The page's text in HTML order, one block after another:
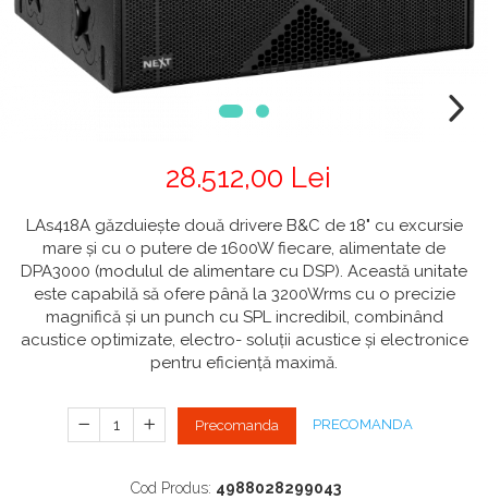
On ear
Over Ear
Casti Gaming
Network Player
DAC
Tunere
Blu-ray Player
Platane
Boxe de raft
Cablu curent
Seetronic
Cyclone
Monitoare De Studio
Platane
Pupitre Mobile
Distributie Curent
Efecte De Lumina Cu LED
Lumini Arhitecturale
Lumini arhitecturale de exterior
Lumini arhitecturale cu acumulator
Masini Fum Ceata Baloane
Moving Heads & Scanners
Proiectoare Teatru Si Scena
Stative Echipamente Dj
Stative Multimedia
28.512,00 Lei
LAs418A găzduiește două drivere B&C de 18" cu excursie
mare și cu o putere de 1600W fiecare, alimentate de
DPA3000 (modulul de alimentare cu DSP). Această unitate
este capabilă să ofere până la 3200Wrms cu o precizie
magnifică și un punch cu SPL incredibil, combinând
acustice optimizate, electro- soluții acustice și electronice
pentru eficiență maximă.
Precomanda PRECOMANDA
Cod Produs: 4988028299043